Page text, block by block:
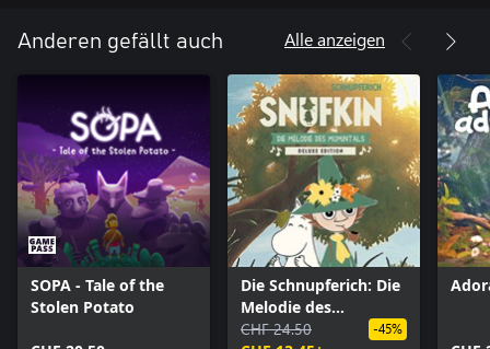
Anderen gefällt auch Alle anzeigen
SOPA - Tale of the
Stolen Potato
Die Schnupferich: Die
Melodie des
Mumintals – Deluxe
CHF 24.50
-45%